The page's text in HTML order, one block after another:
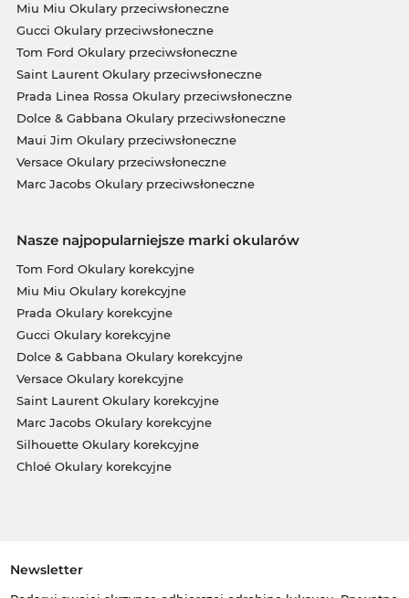
Miu Miu Okulary przeciwsłoneczne
Gucci Okulary przeciwsłoneczne
Tom Ford Okulary przeciwsłoneczne
Saint Laurent Okulary przeciwsłoneczne
Prada Linea Rossa Okulary przeciwsłoneczne
Dolce & Gabbana Okulary przeciwsłoneczne
Maui Jim Okulary przeciwsłoneczne
Versace Okulary przeciwsłoneczne
Marc Jacobs Okulary przeciwsłoneczne
Nasze najpopularniejsze marki okularów
Tom Ford Okulary korekcyjne
Miu Miu Okulary korekcyjne
Prada Okulary korekcyjne
Gucci Okulary korekcyjne
Dolce & Gabbana Okulary korekcyjne
Versace Okulary korekcyjne
Saint Laurent Okulary korekcyjne
Marc Jacobs Okulary korekcyjne
Silhouette Okulary korekcyjne
Chloé Okulary korekcyjne
Newsletter